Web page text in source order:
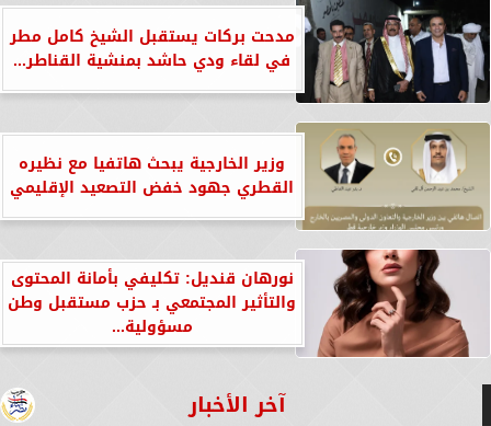
مدحت بركات يستقبل الشيخ كامل مطر
في لقاء ودي حاشد بمنشية القناطر...
وزير الخارجية يبحث هاتفيا مع نظيره
القطري جهود خفض التصعيد الإقليمي
نورهان قنديل: تكليفي بأمانة المحتوى
والتأثير المجتمعي بـ حزب مستقبل وطن
مسؤولية...
آخر الأخبار